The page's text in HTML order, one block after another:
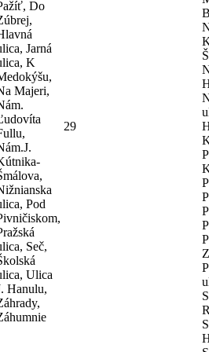
Do
Jarná
K
Majeri,
Pod
Seč,
Ulica
Hanulu,
29